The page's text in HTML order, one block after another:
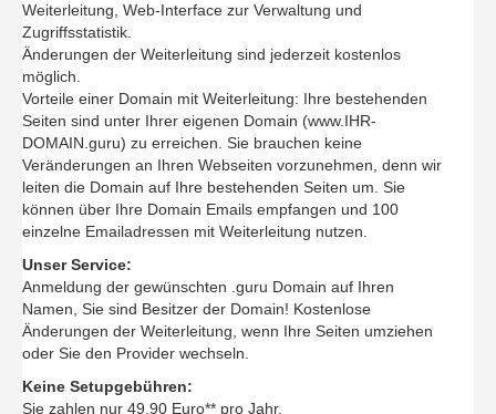
Weiterleitung, Web-Interface zur Verwaltung und
Zugriffsstatistik.
Änderungen der Weiterleitung sind jederzeit kostenlos
möglich.
Vorteile einer Domain mit Weiterleitung: Ihre bestehenden
Seiten sind unter Ihrer eigenen Domain (www.IHR-
DOMAIN.guru) zu erreichen. Sie brauchen keine
Veränderungen an Ihren Webseiten vorzunehmen, denn wir
leiten die Domain auf Ihre bestehenden Seiten um. Sie
können über Ihre Domain Emails empfangen und 100
einzelne Emailadressen mit Weiterleitung nutzen.
Unser Service:
Anmeldung der gewünschten .guru Domain auf Ihren
Namen, Sie sind Besitzer der Domain! Kostenlose
Änderungen der Weiterleitung, wenn Ihre Seiten umziehen
oder Sie den Provider wechseln.
Keine Setupgebühren:
Sie zahlen nur 49,90 Euro** pro Jahr.